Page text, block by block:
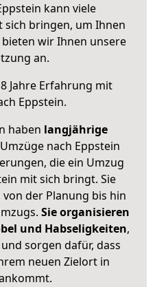
kann viele
bringen, um Ihnen
wir Ihnen unsere
an.
Jahre Erfahrung mit
Eppstein.
haben langjährige
nach Eppstein
die ein Umzug
mit sich bringt. Sie
der Planung bis hin
Sie organisieren
und Habseligkeiten,
sorgen dafür, dass
neuen Zielort in